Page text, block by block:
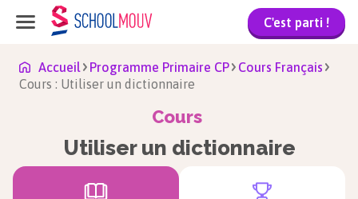
C'est parti !
Accueil Programme Primaire CP
Cours Français
Cours : Utiliser un dictionnaire
Cours
Utiliser un dictionnaire